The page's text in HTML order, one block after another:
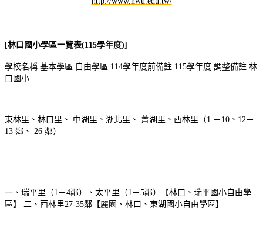
[林口國小學區一覽表(115學年度)]
學校名稱 基本學區 自由學區 114學年度前備註 115學年度 調整備註 林
口國小
東林里、林口里、 中湖里、湖北里、 菁湖里、西林里（1 －10、12－
13 鄰、 26 鄰）
一、瑞平里（1－4鄰）、太平里（1－5鄰）【林口、瑞平國小自由學
區】 二、西林里27-35鄰【麗園、林口、東湖國小自由學區】